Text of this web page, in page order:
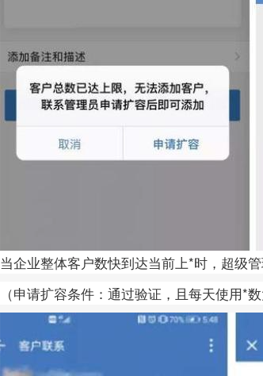
当企业整体客户数快到达当前上*时，超级
（申请扩容条件：通过验证，且每天使用*